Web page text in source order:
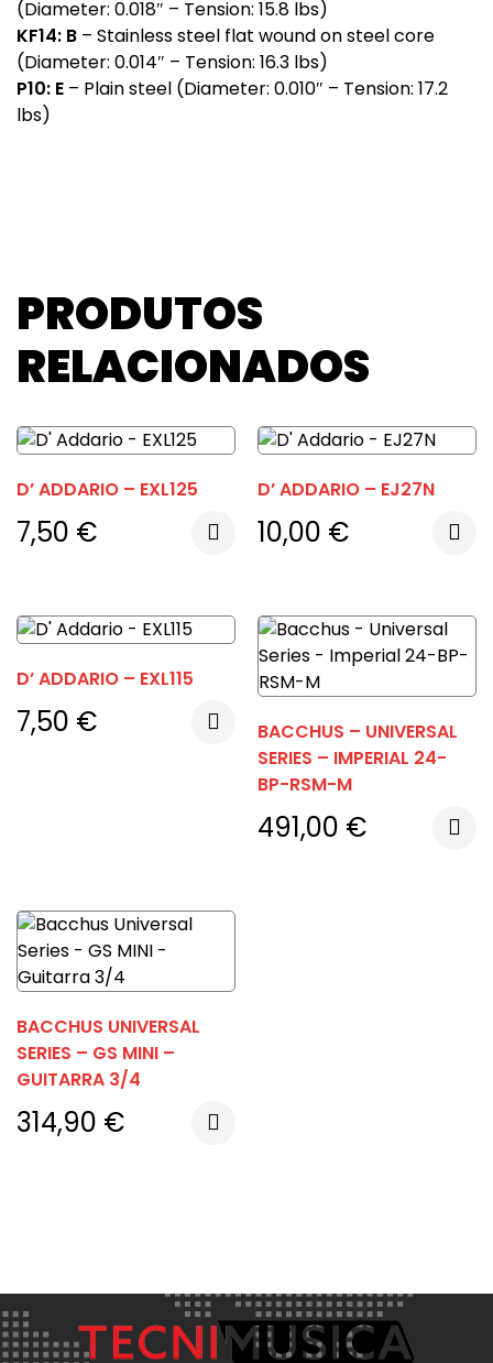
(Diameter: 0.018″ – Tension: 15.8 lbs)
KF14: B – Stainless steel flat wound on steel core
(Diameter: 0.014″ – Tension: 16.3 lbs)
P10: E – Plain steel (Diameter: 0.010″ – Tension: 17.2
lbs)
PRODUTOS
RELACIONADOS
D’ ADDARIO – EXL125
7,50 €
D’ ADDARIO – EJ27N
10,00 €
D’ ADDARIO – EXL115
7,50 €
BACCHUS – UNIVERSAL
SERIES – IMPERIAL 24-
BP-RSM-M
491,00 €
BACCHUS UNIVERSAL
SERIES – GS MINI –
GUITARRA 3/4
314,90 €